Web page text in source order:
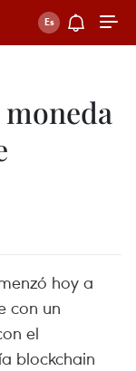
hoy a
con un
el
blockchain